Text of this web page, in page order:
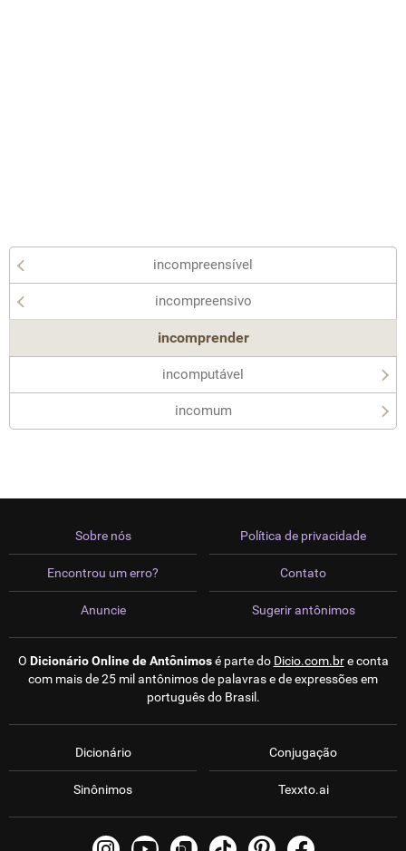
incompreensível
incompreensivo
incomprender
incomputável
incomum
Sobre nós
Encontrou um erro?
Anuncie
Política de privacidade
Contato
Sugerir antônimos
O Dicionário Online de Antônimosé parte do Dicio.com.bre conta
com mais de 25 mil antônimos de palavras e de expressões em
português do Brasil.
Dicionário
Sinônimos
Conjugação
Texxto.ai